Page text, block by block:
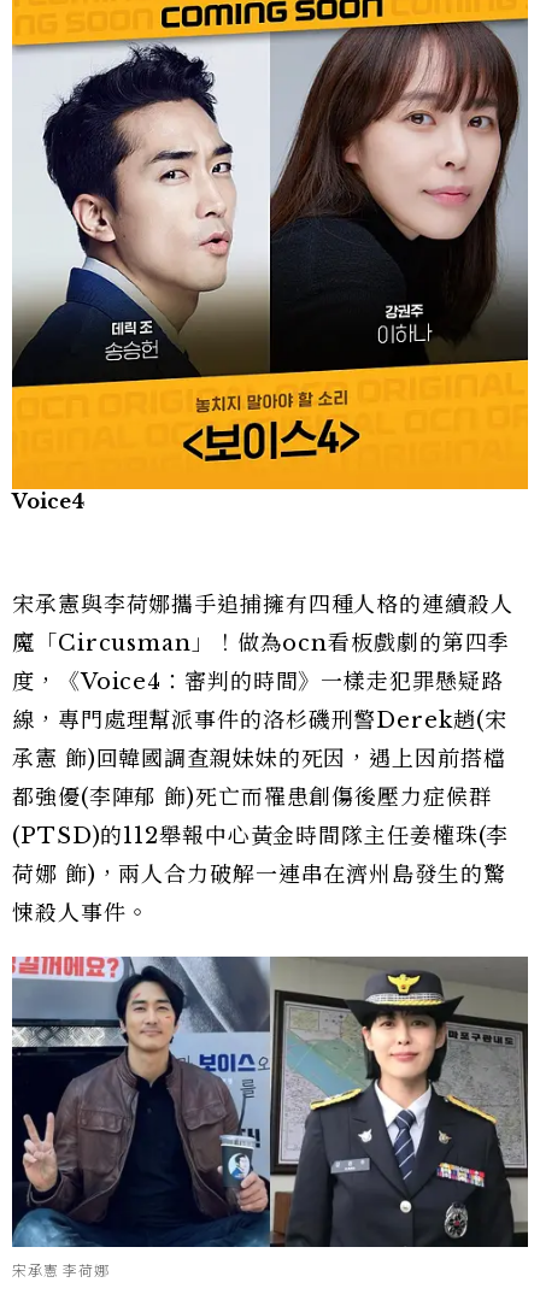
Voice4
宋承憲與李荷娜攜手追捕擁有四種人格的連續殺人
魔「Circusman」！做為ocn看板戲劇的第四季
度，《Voice4：審判的時間》一樣走犯罪懸疑路
線，專門處理幫派事件的洛杉磯刑警Derek趙(宋
承憲 飾)回韓國調查親妹妹的死因，遇上因前搭檔
都強優(李陣郁 飾)死亡而罹患創傷後壓力症候群
(PTSD)的112舉報中心黃金時間隊主任姜權珠(李
荷娜 飾)，兩人合力破解一連串在濟州島發生的驚
悚殺人事件。
宋承憲 李荷娜